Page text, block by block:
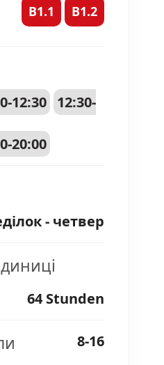
B1.1 B1.2
12:30
12:30-
20:00
- четвер
64 Stunden
8-16